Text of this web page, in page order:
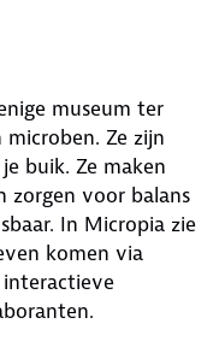
museum ter
Ze zijn
buik. Ze maken
zorgen voor balans
In Micropia zie
komen via
interactieve